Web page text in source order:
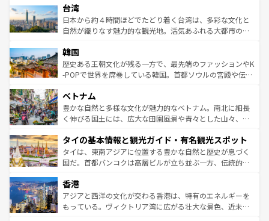
人々、おいしいローカルフードやハワイアンミュージッ
ク、伝統的なフラダンスなど、すべてがハワイの魅力を彩
っている。訪れるたびに新しい発見と感動が待っているハ
はコンテンツ一覧
リアリーフや大陸中央部にそびえるウルル（エアーズロッ
ク）、タスマニアの美しい原生林やケアンズの熱帯雨林な
ど、見どころがたくさん。また、カフェやワイン、オージ
いる。アクティビティも充実しており、サーフィンやダイ
ビング、ハイキングなど、アウトドア好きにはたまらな
い。オーストラリアの多彩な魅力を存分に味わいつくそ
参照してほしい。
台湾
日本から約４時間ほどでたどり着く台湾は、多彩な文化と
自然が織りなす魅力的な観光地。活気あふれる大都市の台
ン）、静ひつな山岳地帯である台湾東部など、都市の喧騒
と山間の静けさが共存しており、訪れる人に新しい発見と
驚きをもたらしてくれる。また、奥深い台湾の食文化も魅
容にもいいと評判のスイーツなど、バラエティ豊かな料理
が味わえる。 なお、新着の台湾情報は コンテンツ一覧を参
照してほしい。
韓国
歴史ある王朝文化が残る一方で、最先端のファッションやK
-POPで世界を席巻している韓国。首都ソウルの宮殿や伝統
き、地方に足を延ばせば四季折々の自然美を楽しむことが
できる。そして、キムチや焼肉、絶品のストリートフード
まで、さまざまな韓国料理が待っている。夜には、韓国な
リティに包まれながら、韓国の多彩な魅力を心ゆくまで味
わってみてほしい。 なお、新着の韓国情報はコンテンツ一
覧を参照してほしい。
ベトナム
豊かな自然と多様な文化が魅力的なベトナム。南北に細長
く伸びる国土には、広大な田園風景や青々とした山々、世
急速な発展と共に伝統が息づく。ハノイの古い町並みやホ
ーチミン市のフランス統治時代の建物も、独特の雰囲気を
醸し出している。また、バラエティの豊かさとおいしさで
とつ。フォーやバインミー、ベトナムコーヒーなどは、ぜ
ひ現地で味わいたい。どの地域を訪れてもあたたかい人々
が旅行者を迎えてくれるので、きっと忘れられない旅にな
タイの基本情報と観光ガイド・有名観光スポット
タイは、東南アジアに位置する豊かな自然と歴史が息づく
国だ。首都バンコクは高層ビルが立ち並ぶ一方、伝統的な
の活気が交差している。北部ではチェンマイなどの山岳地
帯で自然と触れ合い、南部ではプーケットやクラビの美し
いビーチでリゾート気分を楽しむことができる。タイ料理
香港
アジアと西洋の文化が交わる香港は、特有のエネルギーを
もっている。ヴィクトリア湾に広がる壮大な景色、近未来